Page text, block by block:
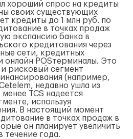
хороший спрос на кредиты
своих существующих
кредиты до 1 млн руб. по
в точках продаж
экспансию банка в
кредитования через
сети, кредитных
POSтерминалы. Это
рисковый сегмент
(например,
недавно ушла из
менее TCS надеется
используя
В настоящий момент
в точках продаж в
он планирует увеличить
течение года.